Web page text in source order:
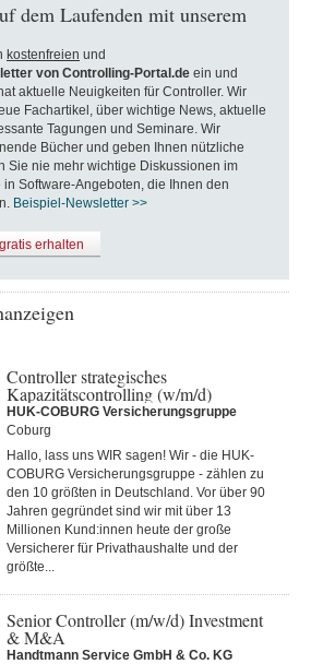
dem Laufenden mit unserem
kostenfreien und
von Controlling-Portal.de ein und
aktuelle Neuigkeiten für Controller. Wir
Fachartikel, über wichtige News, aktuelle
Tagungen und Seminare. Wir
Bücher und geben Ihnen nützliche
Sie nie mehr wichtige Diskussionen im
in Software-Angeboten, die Ihnen den
Beispiel-Newsletter >>
erhalten
Controller strategisches
Kapazitätscontrolling (w/m/d)
HUK-COBURG Versicherungsgruppe
Coburg
Hallo, lass uns WIR sagen! Wir - die HUK-
COBURG Versicherungsgruppe - zählen zu
den 10 größten in Deutschland. Vor über 90
Jahren gegründet sind wir mit über 13
Millionen Kund:innen heute der große
Versicherer für Privathaushalte und der
größte...
Senior Controller (m/w/d) Investment
& M&A
Handtmann Service GmbH & Co. KG